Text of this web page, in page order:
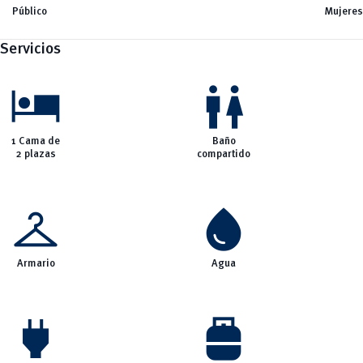
Público
Mujeres
Servicios
hotel
1 Cama de
2 plazas
wc
Baño
compartido
checkroom
Armario
water_drop
Agua
power propane_tank